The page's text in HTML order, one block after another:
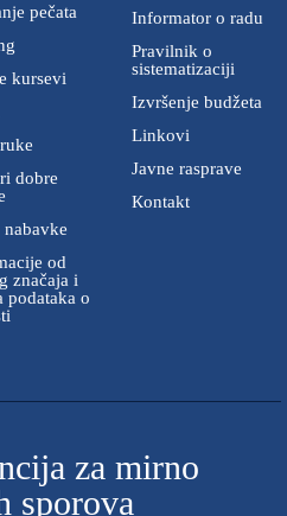
pečata
kursevi
dobre
nabavke
od
značaja i
podataka o
Informator o radu
Pravilnik o
sistematizaciji
Izvršenje budžeta
Linkovi
Javne rasprave
Кontakt
za mirno
sporova